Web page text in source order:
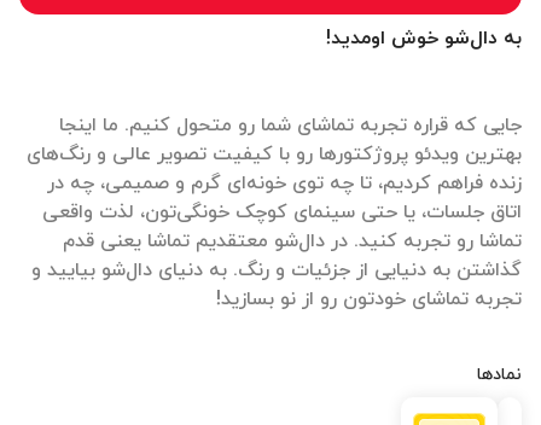
به دال‌شو خوش اومدید!
جایی که قراره تجربه تماشای شما رو متحول کنیم. ما اینجا
بهترین ویدئو پروژکتورها رو با کیفیت تصویر عالی و رنگ‌های
زنده فراهم کردیم، تا چه توی خونه‌ای گرم و صمیمی، چه در
اتاق جلسات، یا حتی سینمای کوچک خونگی‌تون، لذت واقعی
تماشا رو تجربه کنید. در دال‌شو معتقدیم تماشا یعنی قدم
گذاشتن به دنیایی از جزئیات و رنگ. به دنیای دال‌شو بیایید و
تجربه تماشای خودتون رو از نو بسازید!
نمادها